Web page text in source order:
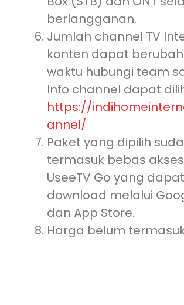
berlangganan.
Jumlah channel TV
konten dapat
waktu hubungi team
Info channel dapat
https://
annel/
Paket yang dipilih
termasuk bebas
UseeTV Go yang
download melalui
dan App Store.
Harga belum termasuk